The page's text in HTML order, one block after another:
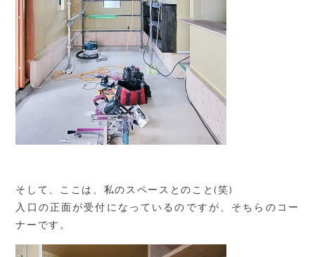
そして、ここは、私のスペースとのこと(笑)
入口の正面が受付になっているのですが、そちらのコー
ナーです。